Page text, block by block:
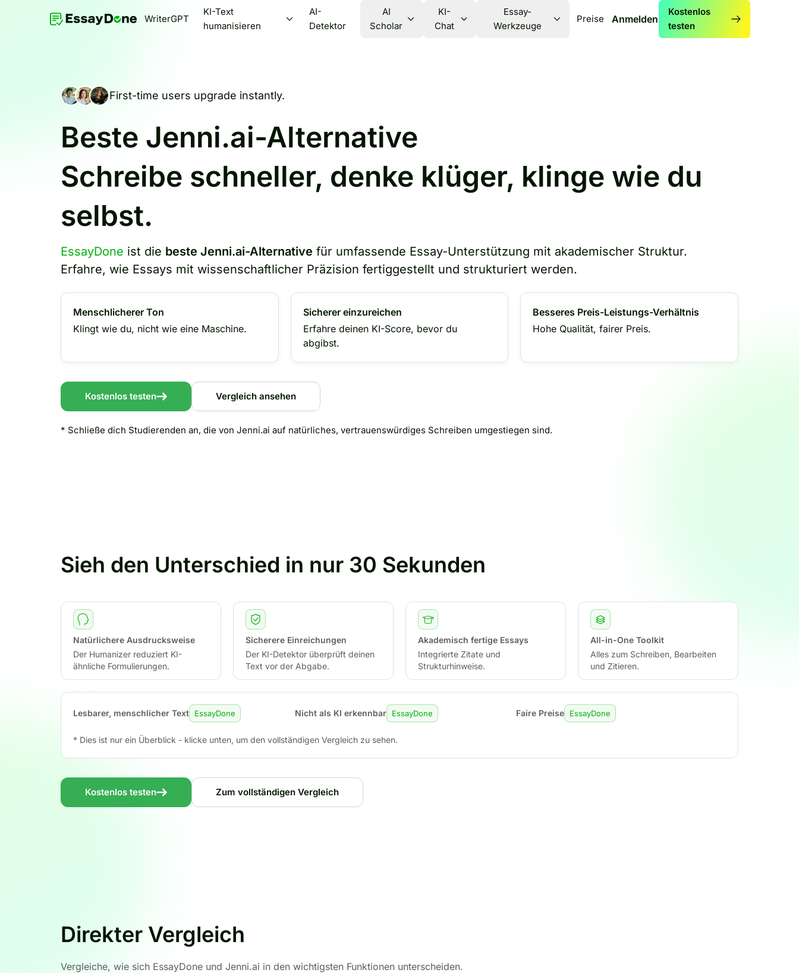
WriterGPT
KI-Text
humanisieren
AI-
Detektor
AI
Scholar
KI-
Chat
Essay-
Werkzeuge
Preise Anmelden
Kostenlos
testen
First-time users upgrade instantly.
Beste Jenni.ai-Alternative
Schreibe schneller, denke klüger, klinge wie du
selbst.
EssayDone ist die beste Jenni.ai-Alternative für umfassende Essay-Unterstützung mit akademischer Struktur.
Erfahre, wie Essays mit wissenschaftlicher Präzision fertiggestellt und strukturiert werden.
Menschlicherer Ton
Klingt wie du, nicht wie eine Maschine.
Sicherer einzureichen
Erfahre deinen KI-Score, bevor du
abgibst.
Besseres Preis-Leistungs-Verhältnis
Hohe Qualität, fairer Preis.
Kostenlos testen Vergleich ansehen
* Schließe dich Studierenden an, die von Jenni.ai auf natürliches, vertrauenswürdiges Schreiben umgestiegen sind.
Sieh den Unterschied in nur 30 Sekunden
Natürlichere Ausdrucksweise
Der Humanizer reduziert KI-
ähnliche Formulierungen.
Sicherere Einreichungen
Der KI-Detektor überprüft deinen
Text vor der Abgabe.
Akademisch fertige Essays
Integrierte Zitate und
Strukturhinweise.
All-in-One Toolkit
Alles zum Schreiben, Bearbeiten
und Zitieren.
Lesbarer, menschlicher Text EssayDone Nicht als KI erkennbar EssayDone Faire Preise EssayDone
* Dies ist nur ein Überblick - klicke unten, um den vollständigen Vergleich zu sehen.
Kostenlos testen Zum vollständigen Vergleich
Direkter Vergleich
Vergleiche, wie sich EssayDone und Jenni.ai in den wichtigsten Funktionen unterscheiden.